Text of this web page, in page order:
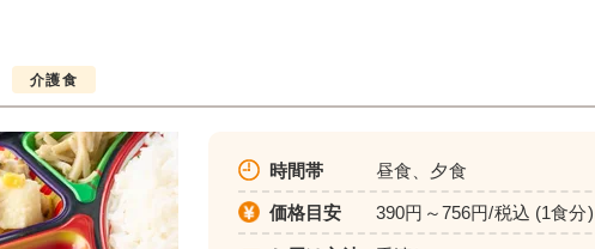
介護食
時間帯 昼食、夕食
価格目安 390円～756円/税込 (1食分)